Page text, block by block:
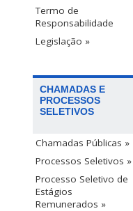
Termo de
Responsabilidade
Legislação »
CHAMADAS E
PROCESSOS
SELETIVOS
Chamadas Públicas »
Processos Seletivos »
Processo Seletivo de
Estágios
Remunerados »